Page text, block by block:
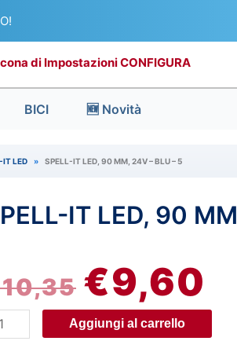
CONFIGURA
BICI 🆕 Novità
IT LED » SPELL-IT LED, 90 MM, 24V – BLU – 5
IT LED, 90
10,35
IL
ORIGINALE
ERA:
€9,60
IL
Aggiungi al carrello